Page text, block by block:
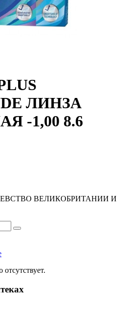
ЛИНЗА
-1,00 8.6
ВЕЛИКОБРИТАНИИ И